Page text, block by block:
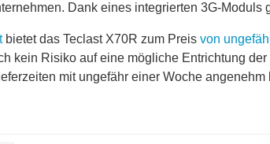
Dank eines integrierten 3G-Moduls
bietet das Teclast X70R zum Preis von
kein Risiko auf eine mögliche Entrichtung
mit ungefähr einer Woche angenehm